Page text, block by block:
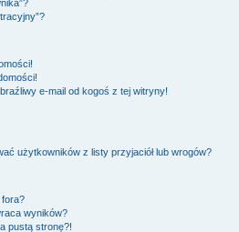
e-mail od kogoś z tej witryny!
użytkowników z listy przyjaciół lub wrogów?
wyników?
pustą stronę?!